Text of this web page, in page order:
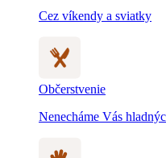
Cez víkendy a sviatky
Občerstvenie
Nenecháme Vás